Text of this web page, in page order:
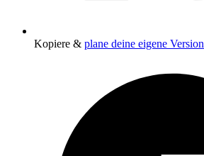
Kopiere & plane deine eigene Version